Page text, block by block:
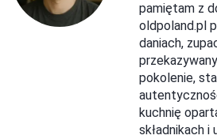
pamiętam z
oldpoland.pl
daniach,
pokolenie,
kuchnię
składnikach